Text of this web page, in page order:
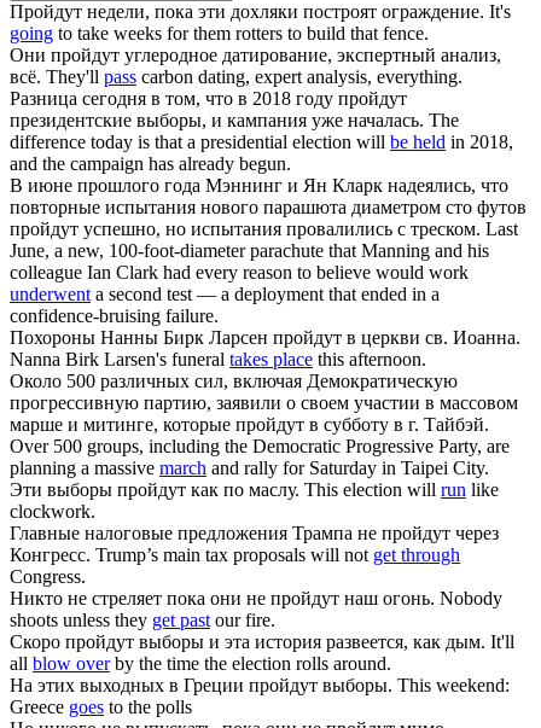
Пройдут недели, пока эти дохляки построят ограждение. It's
going to take weeks for them rotters to build that fence.
Они пройдут углеродное датирование, экспертный анализ,
всё. They'll pass carbon dating, expert analysis, everything.
Разница сегодня в том, что в 2018 году пройдут
президентские выборы, и кампания уже началась. The
difference today is that a presidential election will be held in 2018,
and the campaign has already begun.
В июне прошлого года Мэннинг и Ян Кларк надеялись, что
повторные испытания нового парашюта диаметром сто футов
пройдут успешно, но испытания провалились с треском. Last
June, a new, 100-foot-diameter parachute that Manning and his
colleague Ian Clark had every reason to believe would work
underwenta second test — a deployment that ended in a
confidence-bruising failure.
Похороны Нанны Бирк Ларсен пройдут в церкви св. Иоанна.
Nanna Birk Larsen's funeral takes place this afternoon.
Около 500 различных сил, включая Демократическую
прогрессивную партию, заявили о своем участии в массовом
марше и митинге, которые пройдут в субботу в г. Тайбэй.
Over 500 groups, including the Democratic Progressive Party, are
planning a massive march and rally for Saturday in Taipei City.
Эти выборы пройдут как по маслу. This election will run like
clockwork.
Главные налоговые предложения Трампа не пройдут через
Конгресс. Trump’s main tax proposals will not get through
Congress.
Никто не стреляет пока они не пройдут наш огонь. Nobody
shoots unless they get pastour fire.
Скоро пройдут выборы и эта история развеется, как дым. It'll
all blow overby the time the election rolls around.
На этих выходных в Греции пройдут выборы. This weekend:
Greece goes to the polls